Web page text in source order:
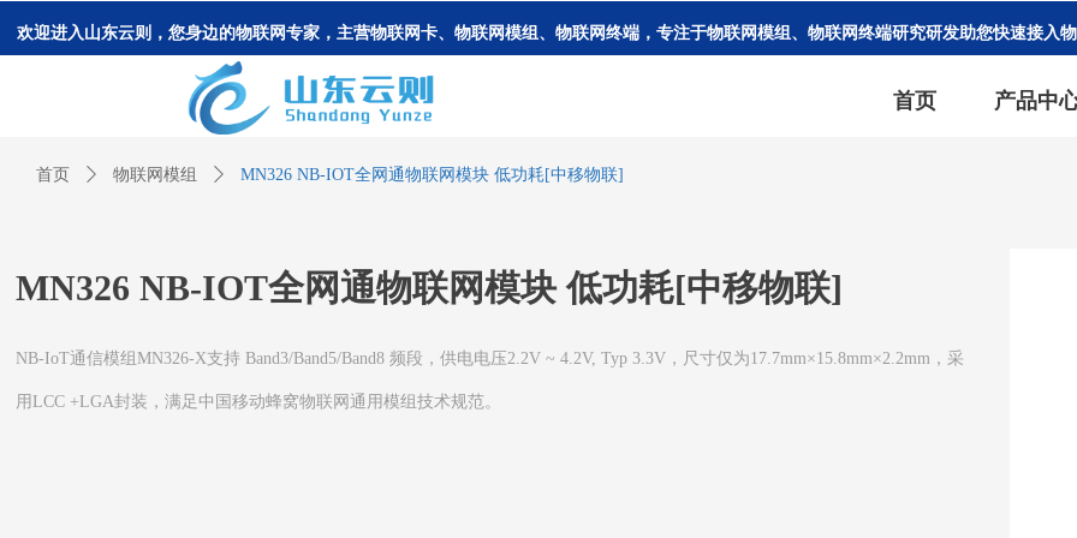
首页 产品中
欢迎进入山东云则，您身边的物联网专家，主营物联网卡、物联网模组、物联网终端，专注于物联网模组、物联网终端研究研发助您快速接入
首页 ꄲ 物联网模组 ꄲ MN326 NB-IOT全网通物联网模块 低功耗[中移物联]
MN326 NB-IOT全网通物联网模块 低功耗[中移物联]
NB-IoT通信模组MN326-X支持 Band3/Band5/Band8 频段，供电电压2.2V ~ 4.2V, Typ 3.3V，尺寸仅为17.7mm×15.8mm×2.2mm，采
用LCC +LGA封装，满足中国移动蜂窝物联网通用模组技术规范。